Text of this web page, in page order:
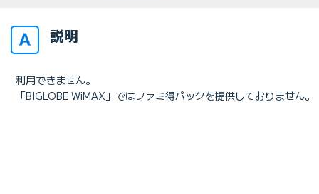
説明
利用できません。
「BIGLOBE WiMAX」ではファミ得パックを提供しておりません。